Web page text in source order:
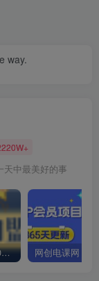
way.
天中最美好的事
加入VIP会员，享50%的推广提成，免费学习多种网上创业课程，菜鸟秒变大神！